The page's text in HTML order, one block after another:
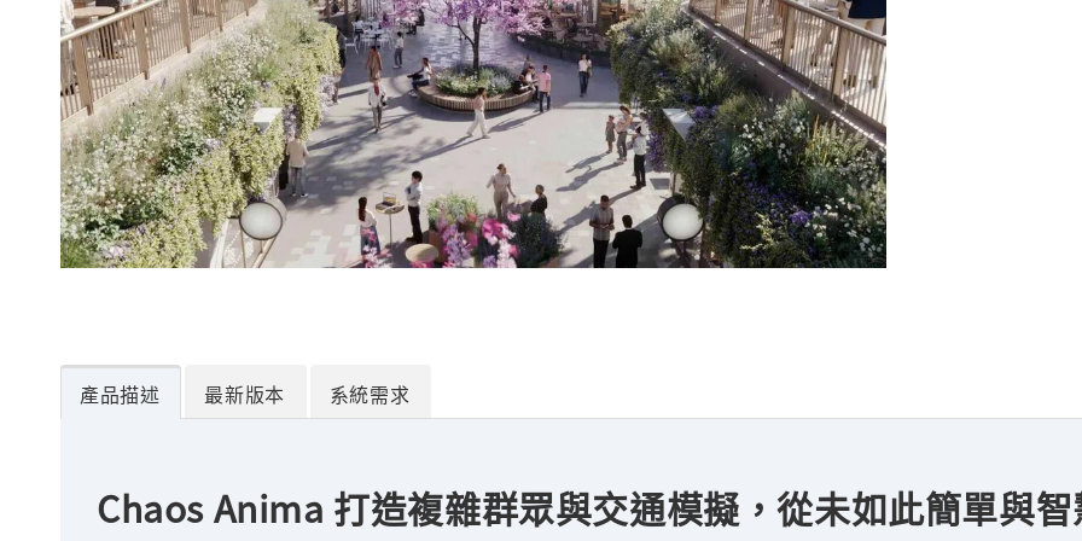
產品描述 最新版本 系統需求
Chaos Anima 打造複雜群眾與交通模擬，從未如此簡單與